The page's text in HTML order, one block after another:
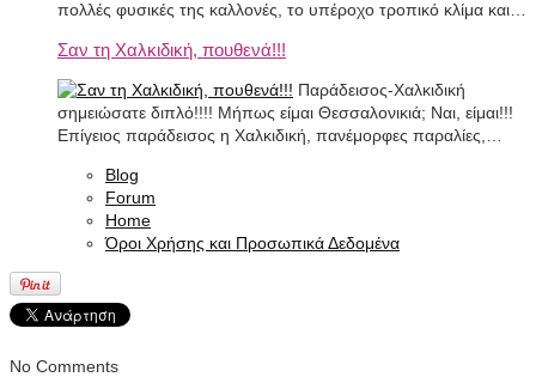
πολλές φυσικές της καλλονές, το υπέροχο τροπικό κλίμα και…
Σαν τη Χαλκιδική, πουθενά!!!
Παράδεισος-Χαλκιδική
σημειώσατε διπλό!!!! Μήπως είμαι Θεσσαλονικιά; Ναι, είμαι!!!
Επίγειος παράδεισος η Χαλκιδική, πανέμορφες παραλίες,…
Blog
Forum
Home
Όροι Χρήσης και Προσωπικά Δεδομένα
No Comments